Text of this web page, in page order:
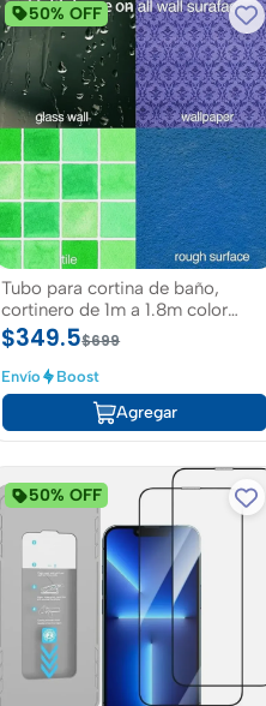
50% OFF
Tubo para cortina de baño,
cortinero de 1m a 1.8m color
negro ajustable por tension sin
clavos
$349.5$699
Envío Boost
Agregar
50% OFF